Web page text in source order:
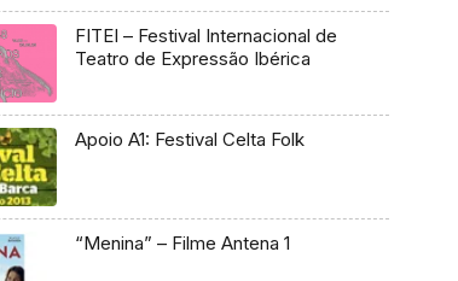
FITEI – Festival Internacional de
Teatro de Expressão Ibérica
Apoio A1: Festival Celta Folk
“Menina” – Filme Antena 1